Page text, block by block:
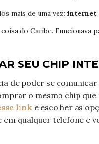
mais de uma vez: internet
do Caribe. Funcionava
SEU CHIP
de poder se
o mesmo chip
link e escolher as
qualquer telefone e